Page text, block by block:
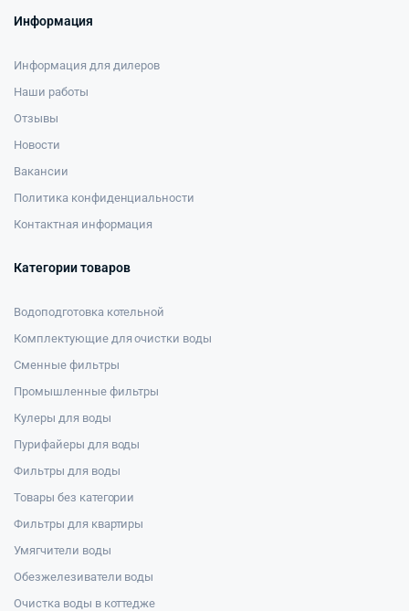
Информация
Информация для дилеров
Наши работы
Отзывы
Новости
Вакансии
Политика конфиденциальности
Контактная информация
Категории товаров
Водоподготовка котельной
Комплектующие для очистки воды
Сменные фильтры
Промышленные фильтры
Кулеры для воды
Пурифайеры для воды
Фильтры для воды
Товары без категории
Фильтры для квартиры
Умягчители воды
Обезжелезиватели воды
Очистка воды в коттедже